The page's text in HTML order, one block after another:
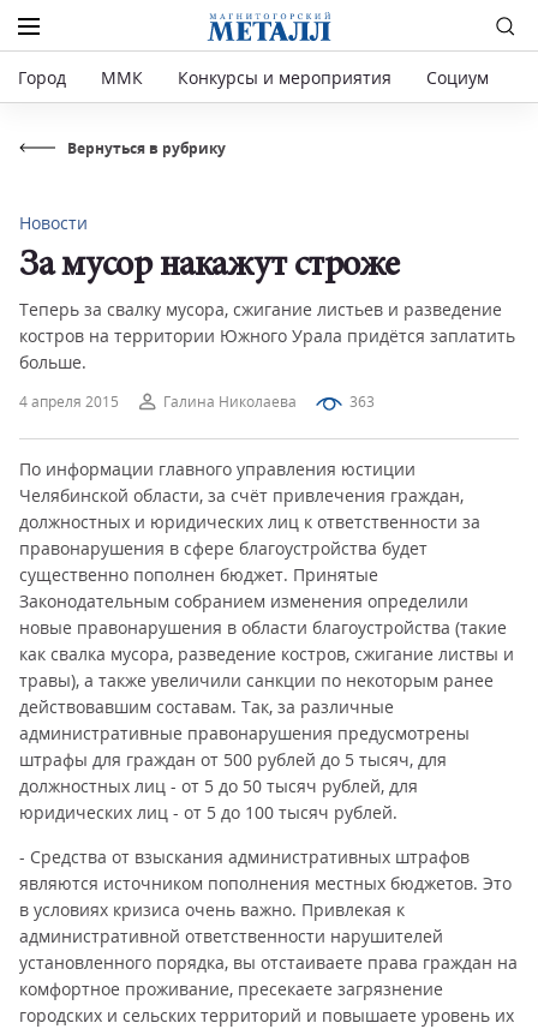
Город ММК Конкурсы и мероприятия Социум
Вернуться в рубрику
4 апреля 2015 Галина Николаева 363
Новости
За мусор накажут строже
Теперь за свалку мусора, сжигание листьев и разведение
костров на территории Южного Урала придётся заплатить
больше.
По информации главного управления юстиции
Челябинской области, за счёт привлечения граждан,
должностных и юридических лиц к ответственности за
правонарушения в сфере благоустройства будет
существенно пополнен бюджет. Принятые
Законодательным собранием изменения определили
новые правонарушения в области благоустройства (такие
как свалка мусора, разведение костров, сжигание листвы и
травы), а также увеличили санкции по некоторым ранее
действовавшим составам. Так, за различные
административные правонарушения предусмотрены
штрафы для граждан от 500 рублей до 5 тысяч, для
должностных лиц - от 5 до 50 тысяч рублей, для
юридических лиц - от 5 до 100 тысяч рублей.
- Средства от взыскания административных штрафов
являются источником пополнения местных бюджетов. Это
в условиях кризиса очень важно. Привлекая к
административной ответственности нарушителей
установленного порядка, вы отстаиваете права граждан на
комфортное проживание, пресекаете загрязнение
городских и сельских территорий и повышаете уровень их